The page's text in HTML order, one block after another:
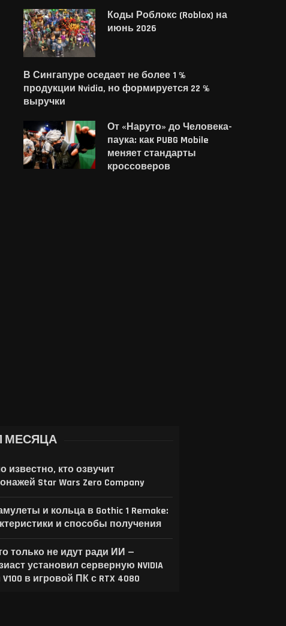
Коды Роблокс (Roblox) на
июнь 2026
В Сингапуре оседает не более 1 %
продукции Nvidia, но формируется 22 %
выручки
От «Наруто» до Человека-
паука: как PUBG Mobile
меняет стандарты
кроссоверов
МЕСЯЦА
известно, кто озвучит
Star Wars Zero Company
и кольца в Gothic 1 Remake:
и способы получения
только не идут ради ИИ —
установил серверную NVIDIA
V100 в игровой ПК с RTX 4080